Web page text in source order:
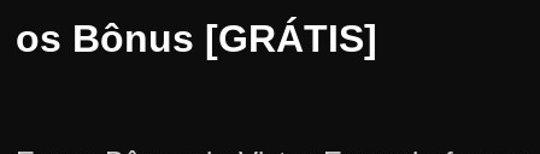
os Bônus [GRÁTIS]